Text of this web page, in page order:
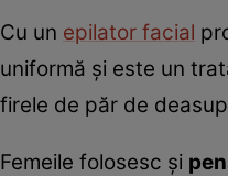
Cu un epilator facial
uniformă și este un
firele de păr de
Femeile folosesc și